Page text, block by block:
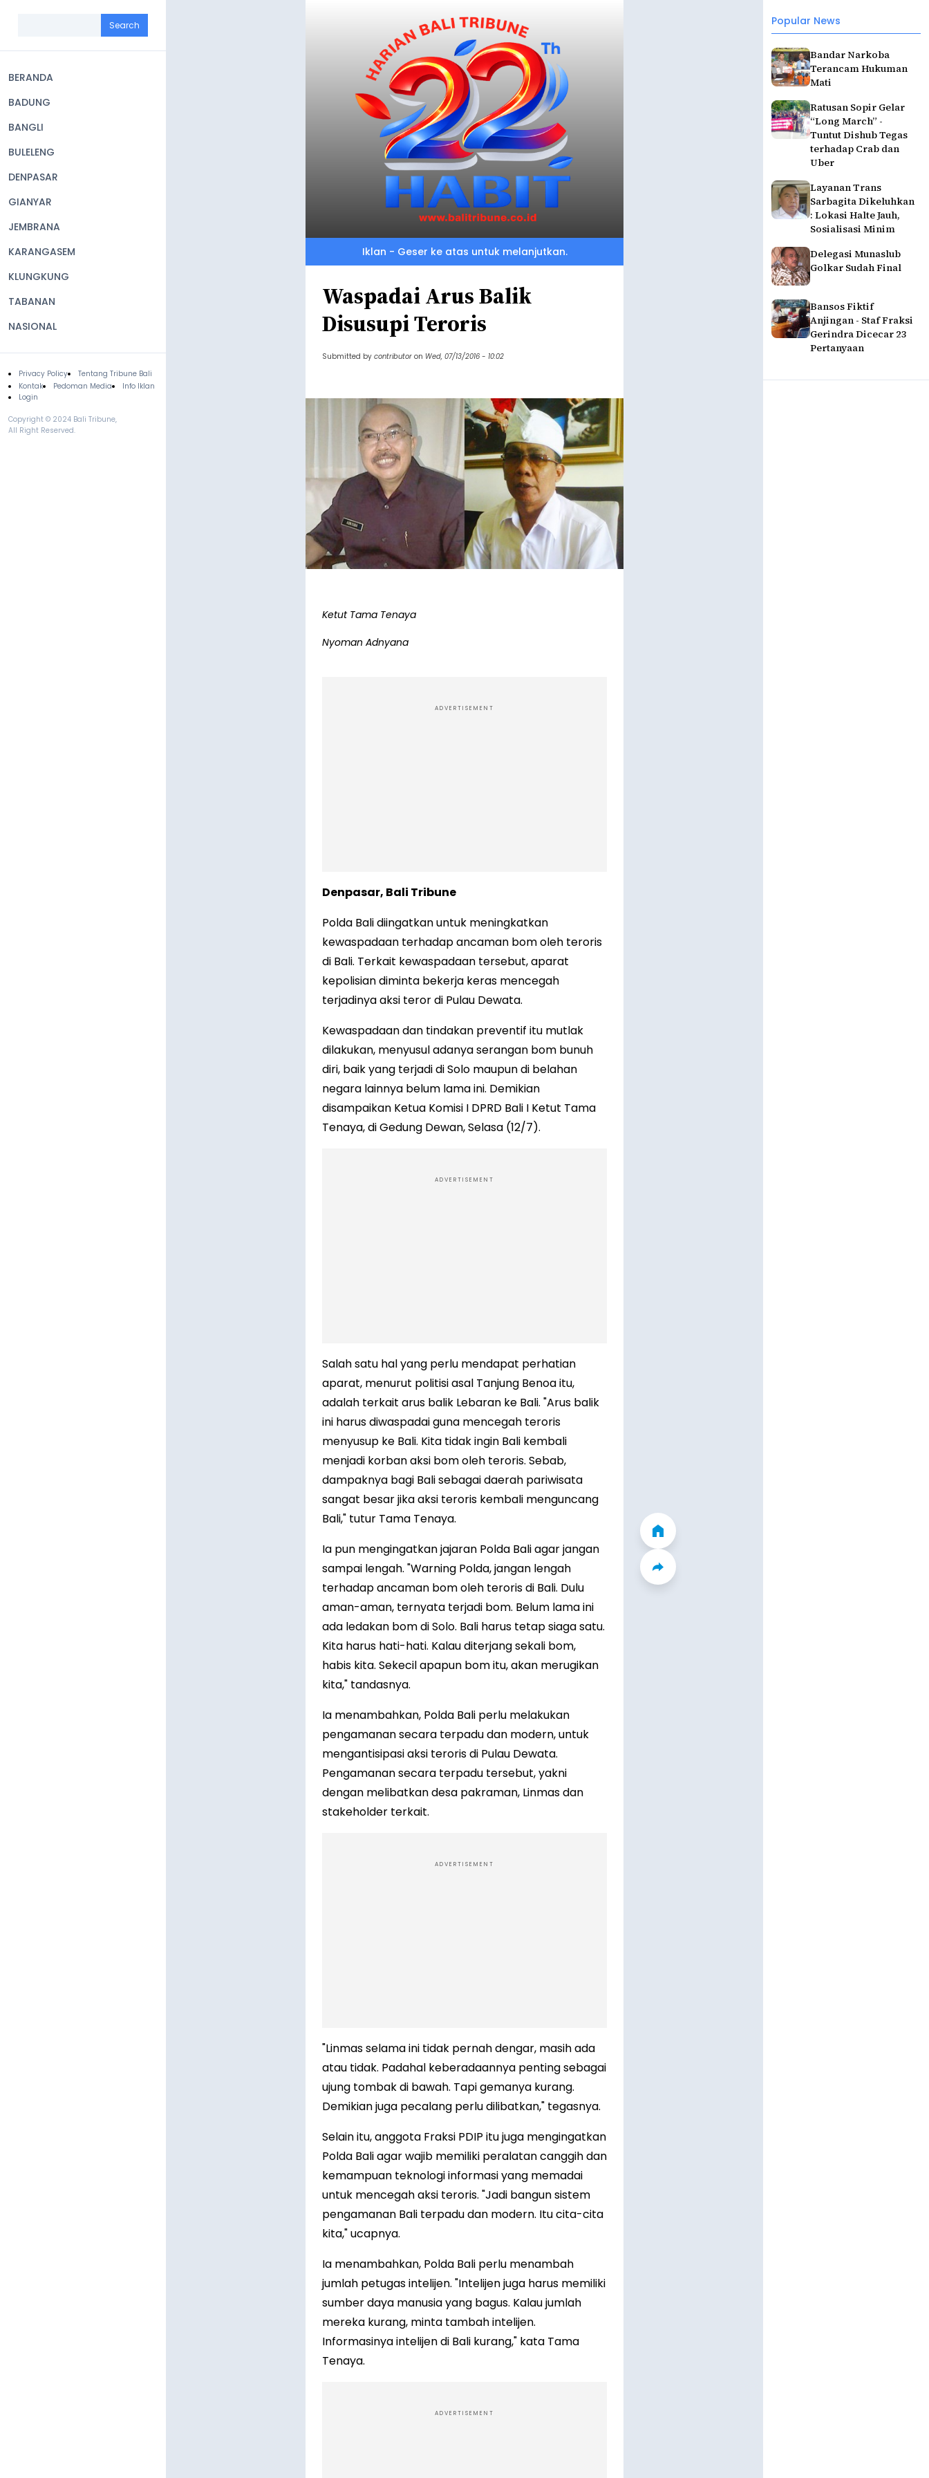
navigation
BERANDA
BADUNG
BANGLI
BULELENG
DENPASAR
GIANYAR
JEMBRANA
KARANGASEM
KLUNGKUNG
TABANAN
NASIONAL
Footer
Privacy Policy
Tentang Tribune Bali
Kontak
Pedoman Media
Info Iklan
Login
Copyright © 2024 Bali Tribune,
All Right Reserved.
Popular News
Bandar Narkoba
Terancam Hukuman
Mati
Ratusan Sopir Gelar
“Long March” -
Tuntut Dishub Tegas
terhadap Crab dan
Uber
Layanan Trans
Sarbagita Dikeluhkan
: Lokasi Halte Jauh,
Sosialisasi Minim
Delegasi Munaslub
Golkar Sudah Final
Bansos Fiktif
Anjingan - Staf Fraksi
Gerindra Dicecar 23
Pertanyaan
Iklan - Geser ke atas untuk melanjutkan.
Waspadai Arus Balik
Disusupi Teroris
Submitted by contributor on Wed, 07/13/2016 - 10:02
Ketut Tama Tenaya
Nyoman Adnyana
ADVERTISEMENT
Denpasar, Bali Tribune
Polda Bali diingatkan untuk meningkatkan
kewaspadaan terhadap ancaman bom oleh teroris
di Bali. Terkait kewaspadaan tersebut, aparat
kepolisian diminta bekerja keras mencegah
terjadinya aksi teror di Pulau Dewata.
Kewaspadaan dan tindakan preventif itu mutlak
dilakukan, menyusul adanya serangan bom bunuh
diri, baik yang terjadi di Solo maupun di belahan
negara lainnya belum lama ini. Demikian
disampaikan Ketua Komisi I DPRD Bali I Ketut Tama
Tenaya, di Gedung Dewan, Selasa (12/7).
ADVERTISEMENT
Salah satu hal yang perlu mendapat perhatian
aparat, menurut politisi asal Tanjung Benoa itu,
adalah terkait arus balik Lebaran ke Bali. "Arus balik
ini harus diwaspadai guna mencegah teroris
menyusup ke Bali. Kita tidak ingin Bali kembali
menjadi korban aksi bom oleh teroris. Sebab,
dampaknya bagi Bali sebagai daerah pariwisata
sangat besar jika aksi teroris kembali menguncang
Bali," tutur Tama Tenaya.
Ia pun mengingatkan jajaran Polda Bali agar jangan
sampai lengah. "Warning Polda, jangan lengah
terhadap ancaman bom oleh teroris di Bali. Dulu
aman-aman, ternyata terjadi bom. Belum lama ini
ada ledakan bom di Solo. Bali harus tetap siaga satu.
Kita harus hati-hati. Kalau diterjang sekali bom,
habis kita. Sekecil apapun bom itu, akan merugikan
kita," tandasnya.
Ia menambahkan, Polda Bali perlu melakukan
pengamanan secara terpadu dan modern, untuk
mengantisipasi aksi teroris di Pulau Dewata.
Pengamanan secara terpadu tersebut, yakni
dengan melibatkan desa pakraman, Linmas dan
stakeholder terkait.
ADVERTISEMENT
"Linmas selama ini tidak pernah dengar, masih ada
atau tidak. Padahal keberadaannya penting sebagai
ujung tombak di bawah. Tapi gemanya kurang.
Demikian juga pecalang perlu dilibatkan," tegasnya.
Selain itu, anggota Fraksi PDIP itu juga mengingatkan
Polda Bali agar wajib memiliki peralatan canggih dan
kemampuan teknologi informasi yang memadai
untuk mencegah aksi teroris. "Jadi bangun sistem
pengamanan Bali terpadu dan modern. Itu cita-cita
kita," ucapnya.
Ia menambahkan, Polda Bali perlu menambah
jumlah petugas intelijen. "Intelijen juga harus memiliki
sumber daya manusia yang bagus. Kalau jumlah
mereka kurang, minta tambah intelijen.
Informasinya intelijen di Bali kurang," kata Tama
Tenaya.
ADVERTISEMENT